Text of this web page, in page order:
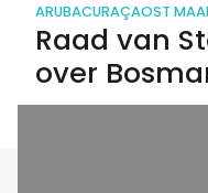
ARUBACURAÇAOST
Raad van
over